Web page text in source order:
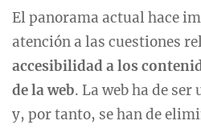
El panorama actual hace
atención a las cuestiones
accesibilidad a los
de la web. La web ha de
y, por tanto, se han de